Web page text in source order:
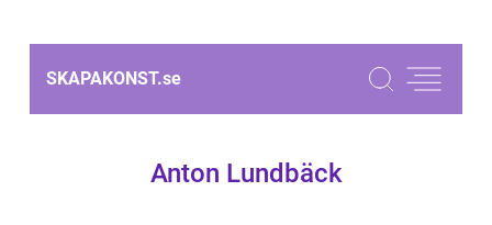
SKAPAKONST.se
Anton Lundbäck